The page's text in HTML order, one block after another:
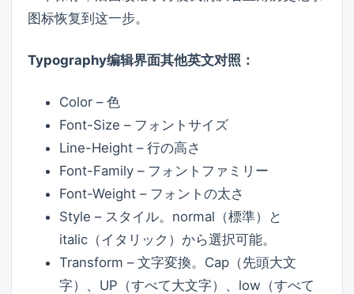
图标恢复到这一步。
Typography编辑界面其他英文对照：
Color – 色
Font-Size – フォントサイズ
Line-Height – 行の高さ
Font-Family – フォントファミリー
Font-Weight – フォントの太さ
Style – スタイル。normal（標準）と
italic（イタリック）から選択可能。
Transform – 文字変換。Cap（先頭大文
字）、UP（すべて大文字）、low（すべて